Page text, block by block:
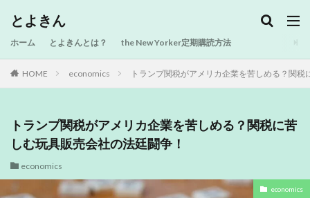
とよきん
ホーム とよきんとは？ the New Yorker定期購読方法
HOME economics トランプ関税がアメリカ企業を苦しめる？関
トランプ関税がアメリカ企業を苦しめる？関税に苦
しむ玩具販売会社の法廷闘争！
economics
economics